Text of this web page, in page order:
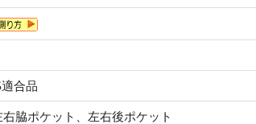
合品
脇ポケット、左右後ポケット